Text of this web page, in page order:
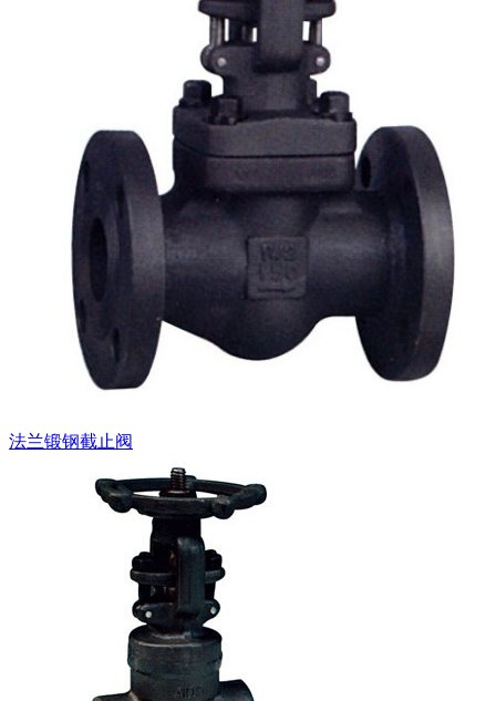
法兰锻钢截止阀